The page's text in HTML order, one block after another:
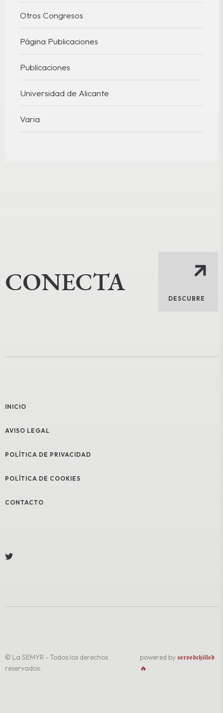
Otros Congresos
Página Publicaciones
Publicaciones
Universidad de Alicante
Varia
CONECTA
DESCUBRE
INICIO
AVISO LEGAL
POLÍTICA DE PRIVACIDAD
POLÍTICA DE COOKIES
CONTACTO
© La SEMYR - Todos los derechos
reservados.
powered by 𝖘𝖊𝖗𝖛𝖊𝖉𝖈𝖍𝖎𝖑𝖑𝖊𝖉
🔥